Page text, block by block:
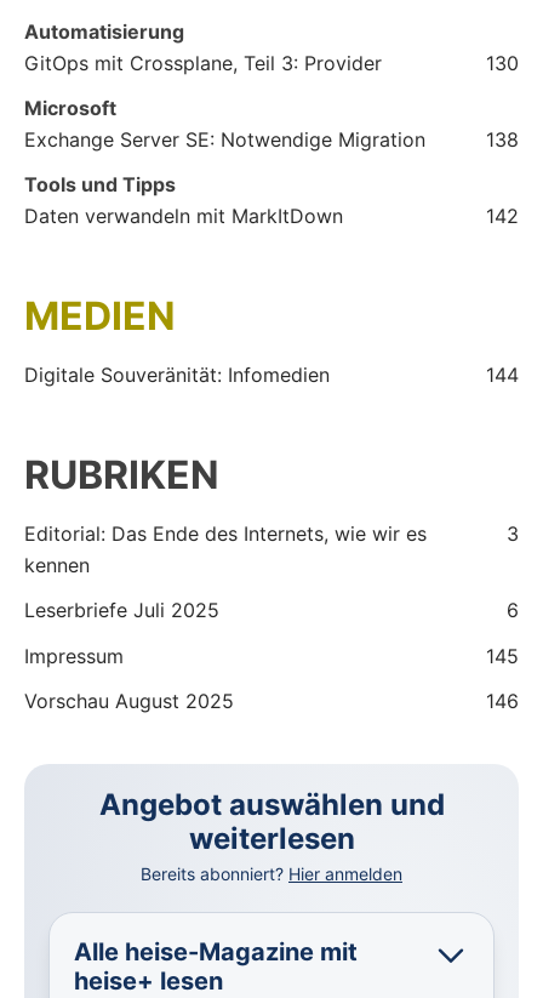
Automatisierung
GitOps mit Crossplane, Teil 3: Provider
130
Microsoft
Exchange Server SE: Notwendige Migration
138
Tools und Tipps
Daten verwandeln mit MarkItDown
142
MEDIEN
Digitale Souveränität: Infomedien 144
RUBRIKEN
Editorial: Das Ende des Internets, wie wir es
kennen
3
Leserbriefe Juli 2025
6
Impressum
145
Vorschau August 2025
146
Angebot auswählen und
weiterlesen
Bereits abonniert? Hier anmelden
Alle heise-Magazine mit
heise+ lesen